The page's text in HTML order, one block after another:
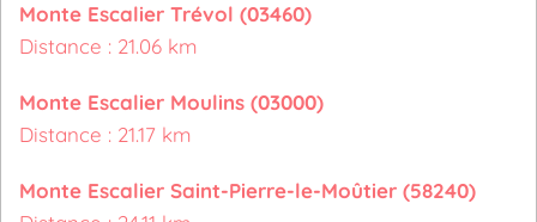
Monte Escalier Trévol (03460)
Distance : 21.06 km
Monte Escalier Moulins (03000)
Distance : 21.17 km
Monte Escalier Saint-Pierre-le-Moûtier (58240)